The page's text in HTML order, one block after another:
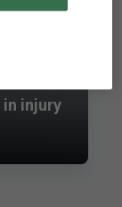
in injury